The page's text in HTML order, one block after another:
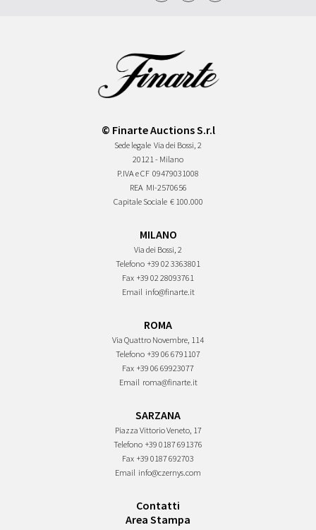
© Finarte Auctions S.r.l
Sede legale Via dei Bossi, 2
20121 - Milano
P.IVA e CF 09479031008
REA MI-2570656
Capitale Sociale € 100.000
MILANO
Via dei Bossi, 2
Telefono +39 02 3363801
Fax +39 02 28093761
Email info@finarte.it
ROMA
Via Quattro Novembre, 114
Telefono +39 06 6791107
Fax +39 06 69923077
Email roma@finarte.it
SARZANA
Piazza Vittorio Veneto, 17
Telefono +39 0187 691376
Fax +39 0187 692703
Email info@czernys.com
Contatti
Area Stampa